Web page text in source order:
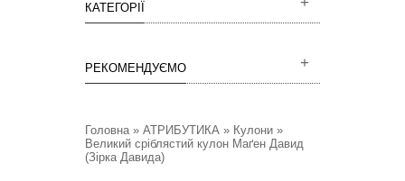
КАТЕГОРІЇ
РЕКОМЕНДУЄМО
Головна» АТРИБУТИКА » Кулони »
Великий сріблястий кулон Маґен Давид
(Зірка Давида)